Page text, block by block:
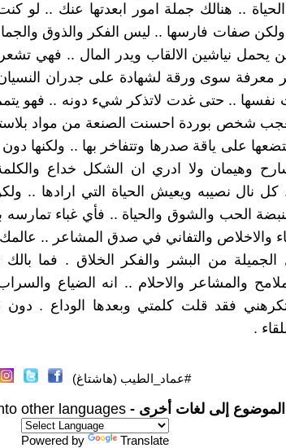
.. هنالك جملة امور ابعدتها عنك .. لو
صفات فارسها .. ليس الفكر والذوق
يحمل نياشين الالقاب ويدر المال .. فهي
معرفة سوى ورقة لشهادة على جدران النسيان
نفسها .. حتى غدت لاتذكر شيء دونه .. فهو
شخص بوردة احسنت الصنعة من مواد
على ياقة صدرها وتتفاخر بها .. ولكنها
وهيمان ولا ادري ان الشكل خداع
كل نال نصيبه ويعيش الحياة التي ارادها ..
الحب والشوق والحياة .. فأي غباء تمارسه
والاخلاص والتفاني في صدق المشاعر .. عالمك
الجميلة من البشر والفكر الخلاق . فما
والمشاعر والاحلام .. انه الضياع
فقد قلت كلمتي وبعدها الوداع .
.
#عماد_الطيب (هاشتاغ)
إلى لغات أخرى - other languages
Powered by Translate